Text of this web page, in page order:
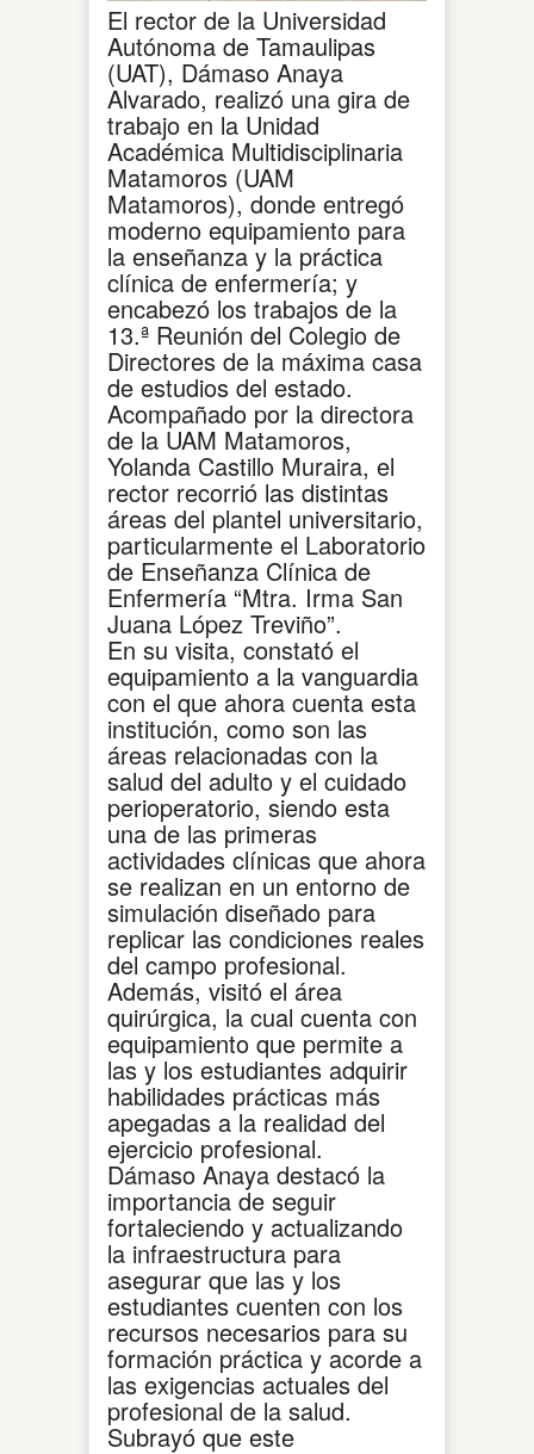
El rector de la Universidad
Autónoma de Tamaulipas
(UAT), Dámaso Anaya
Alvarado, realizó una gira de
trabajo en la Unidad
Académica Multidisciplinaria
Matamoros (UAM
Matamoros), donde entregó
moderno equipamiento para
la enseñanza y la práctica
clínica de enfermería; y
encabezó los trabajos de la
13.ª Reunión del Colegio de
Directores de la máxima casa
de estudios del estado.
Acompañado por la directora
de la UAM Matamoros,
Yolanda Castillo Muraira, el
rector recorrió las distintas
áreas del plantel universitario,
particularmente el Laboratorio
de Enseñanza Clínica de
Enfermería “Mtra. Irma San
Juana López Treviño”.
En su visita, constató el
equipamiento a la vanguardia
con el que ahora cuenta esta
institución, como son las
áreas relacionadas con la
salud del adulto y el cuidado
perioperatorio, siendo esta
una de las primeras
actividades clínicas que ahora
se realizan en un entorno de
simulación diseñado para
replicar las condiciones reales
del campo profesional.
Además, visitó el área
quirúrgica, la cual cuenta con
equipamiento que permite a
las y los estudiantes adquirir
habilidades prácticas más
apegadas a la realidad del
ejercicio profesional.
Dámaso Anaya destacó la
importancia de seguir
fortaleciendo y actualizando
la infraestructura para
asegurar que las y los
estudiantes cuenten con los
recursos necesarios para su
formación práctica y acorde a
las exigencias actuales del
profesional de la salud.
Subrayó que este